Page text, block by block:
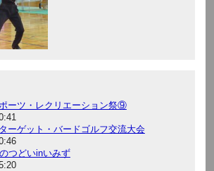
ーツ・レクリエーション祭⑨
ーゲット・バードゴルフ交流大会
つどいinいみず